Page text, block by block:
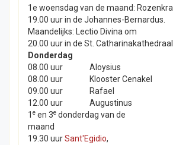
1e woensdag van de maand:
19.00 uur in de Johannes-Bernardus.
Maandelijks: Lectio Divina om
20.00 uur in de St. Catharinakathedraal.
Donderdag
08.00 uur
Aloysius
08.00 uur
Klooster Cenakel
09.00 uur
Rafael
12.00 uur
Augustinus
1 e en 3e donderdag van de
maand
19.30 uurSant'Egidio,